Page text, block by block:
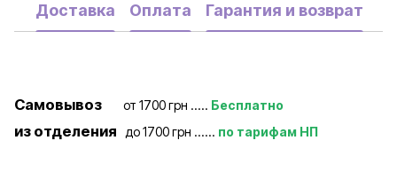
Доставка Оплата Гарантия и возврат
Самовывоз от 1700 грн ..... Бесплатно
из отделения до 1700 грн ...... по тарифам НП